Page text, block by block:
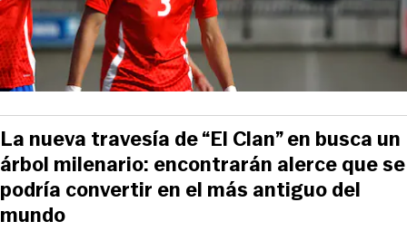
La nueva travesía de “El Clan” en busca un
árbol milenario: encontrarán alerce que se
podría convertir en el más antiguo del
mundo